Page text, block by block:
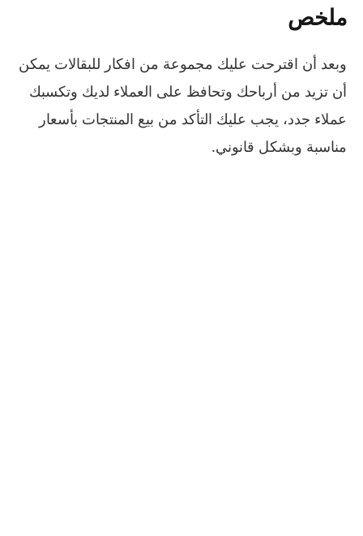
ملخص
وبعد أن اقترحت عليك مجموعة من افكار للبقالات يمكن
أن تزيد من أرباحك وتحافظ على العملاء لديك وتكسبك
عملاء جدد، يجب عليك التأكد من بيع المنتجات بأسعار
مناسبة وبشكل قانوني.